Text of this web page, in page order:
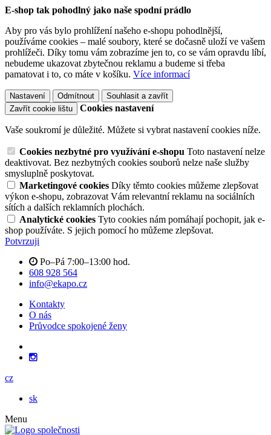
E-shop tak pohodlný jako naše spodní prádlo
Aby pro vás bylo prohlížení našeho e-shopu pohodlnější,
používáme cookies – malé soubory, které se dočasně uloží ve vašem
prohlížeči. Díky tomu vám zobrazíme jen to, co se vám opravdu líbí,
nebudeme ukazovat zbytečnou reklamu a budeme si třeba
pamatovat i to, co máte v košíku. Více informací
Nastavení Odmítnout
Souhlasit a zavřít
Zavřít cookie lištu
Cookies nastavení
Vaše soukromí je důležité. Můžete si vybrat nastavení cookies níže.
Cookies nezbytné pro využívání e-shopu Toto nastavení nelze
deaktivovat. Bez nezbytných cookies souborů nelze naše služby
smysluplně poskytovat.
Marketingové cookies Díky těmto cookies můžeme zlepšovat
výkon e-shopu, zobrazovat Vám relevantní reklamu na sociálních
sítích a dalších reklamních plochách.
Analytické cookies Tyto cookies nám pomáhají pochopit, jak e-
shop používáte. S jejich pomocí ho můžeme zlepšovat.
Potvrzuji
Po–Pá 7:00–13:00 hod.
608 928 564
info@ekapo.cz
Kontakty
O nás
Průvodce spokojené ženy
cz
sk
Menu